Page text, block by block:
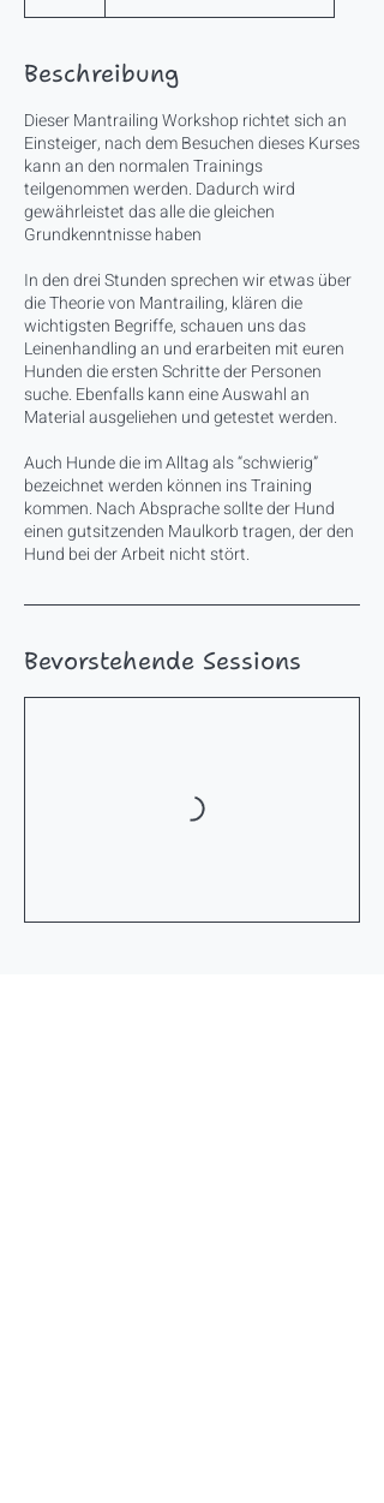
Beschreibung
Dieser Mantrailing Workshop richtet sich an
Einsteiger, nach dem Besuchen dieses Kurses
kann an den normalen Trainings
teilgenommen werden. Dadurch wird
gewährleistet das alle die gleichen
Grundkenntnisse haben
In den drei Stunden sprechen wir etwas über
die Theorie von Mantrailing, klären die
wichtigsten Begriffe, schauen uns das
Leinenhandling an und erarbeiten mit euren
Hunden die ersten Schritte der Personen
suche. Ebenfalls kann eine Auswahl an
Material ausgeliehen und getestet werden.
Auch Hunde die im Alltag als “schwierig”
bezeichnet werden können ins Training
kommen. Nach Absprache sollte der Hund
einen gutsitzenden Maulkorb tragen, der den
Hund bei der Arbeit nicht stört.
Bevorstehende Sessions